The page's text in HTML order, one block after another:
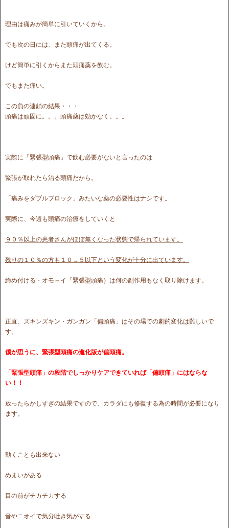
理由は痛みが簡単に引いていくから。
でも次の日には、また頭痛が出てくる。
けど簡単に引くからまた頭痛薬を飲む。
でもまた痛い。
この負の連鎖の結果・・・
頭痛は頑固に。。。頭痛薬は効かなく。。。
実際に「緊張型頭痛」で飲む必要がないと言ったのは
緊張が取れたら治る頭痛だから。
「痛みをダブルブロック」みたいな薬の必要性はナシです。
実際に、今週も頭痛の治療をしていくと
９０％以上の患者さんがほぼ無くなった状態で帰られています。
残りの１０％の方も１０→５以下という変化が十分に出ています。
締め付ける・オモ～イ「緊張型頭痛｝は何の副作用もなく取り除けます。
正直、ズキンズキン・ガンガン「偏頭痛」はその場での劇的変化は難しいで
す。
僕が思うに、緊張型頭痛の進化版が偏頭痛。
「緊張型頭痛」の段階でしっかりケアできていれば「偏頭痛」にはならな
い！！
放ったらかしすぎの結果ですので、カラダにも修復する為の時間が必要になり
ます。
動くことも出来ない
めまいがある
目の前がチカチカする
音やニオイで気分吐き気がする